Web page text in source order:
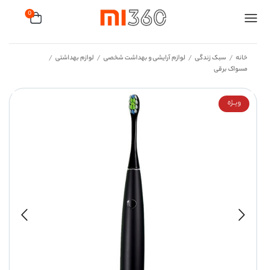
0
خانه / سبک زندگی / لوازم آرایشی و بهداشت شخصی / لوازم بهداشتی /
مسواک برقی
ویــژه